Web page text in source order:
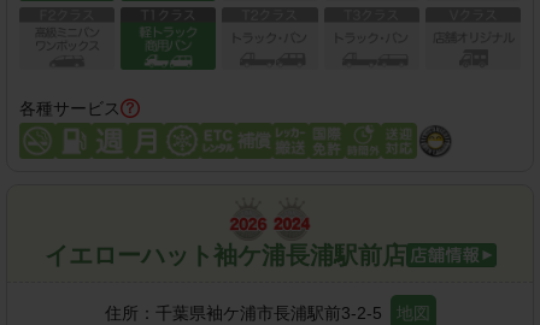
各種サービス
イエローハット袖ケ浦長浦駅前店
住所： 千葉県袖ケ浦市長浦駅前3-2-5 地図